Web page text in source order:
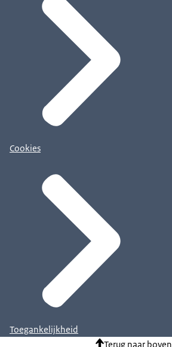
Cookies
Toegankelijkheid
Terug naar boven